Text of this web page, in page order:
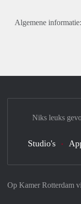
Algemene informatie:
Op Kamer Rotterdam
Niks leuks
Studio's